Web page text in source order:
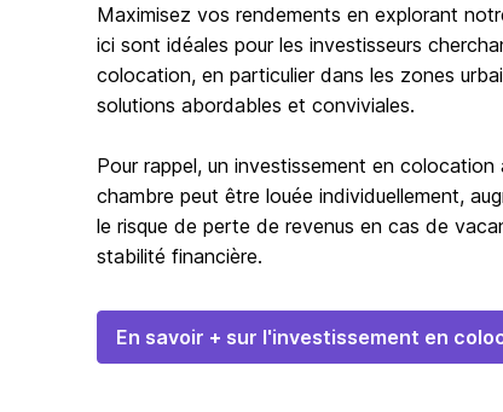
Maximisez vos rendements en explorant
ici sont idéales pour les investisseurs
colocation, en particulier dans les zones
solutions abordables et conviviales.
Pour rappel, un investissement en colocation
chambre peut être louée individuellement,
le risque de perte de revenus en cas de
stabilité financière.
En savoir + sur l'investissement en